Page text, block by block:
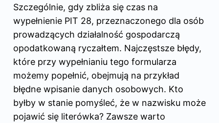
Szczególnie, gdy zbliża się czas na
wypełnienie PIT 28, przeznaczonego dla osób
prowadzących działalność gospodarczą
opodatkowaną ryczałtem. Najczęstsze błędy,
które przy wypełnianiu tego formularza
możemy popełnić, obejmują na przykład
błędne wpisanie danych osobowych. Kto
byłby w stanie pomyśleć, że w nazwisku może
pojawić się literówka? Zawsze warto